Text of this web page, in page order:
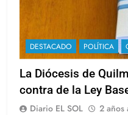
DESTACADO POLÍTICA
La Diócesis de
contra de la Ley
Diario EL SOL 2 años